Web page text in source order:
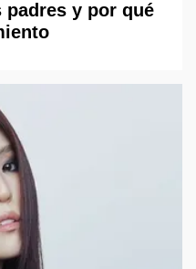
y por qué